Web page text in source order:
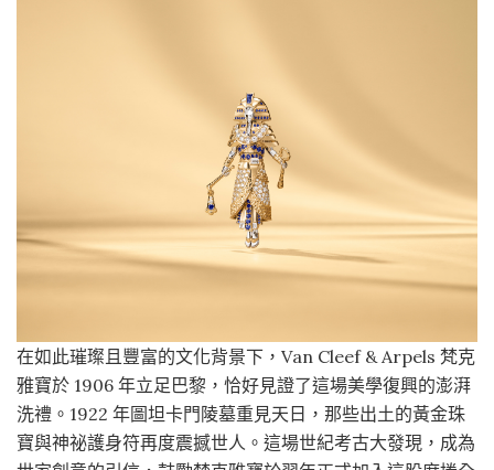
在如此璀璨且豐富的文化背景下，Van Cleef & Arpels 梵克
雅寶於 1906 年立足巴黎，恰好見證了這場美學復興的澎湃
洗禮。1922 年圖坦卡門陵墓重見天日，那些出土的黃金珠
寶與神祕護身符再度震撼世人。這場世紀考古大發現，成為